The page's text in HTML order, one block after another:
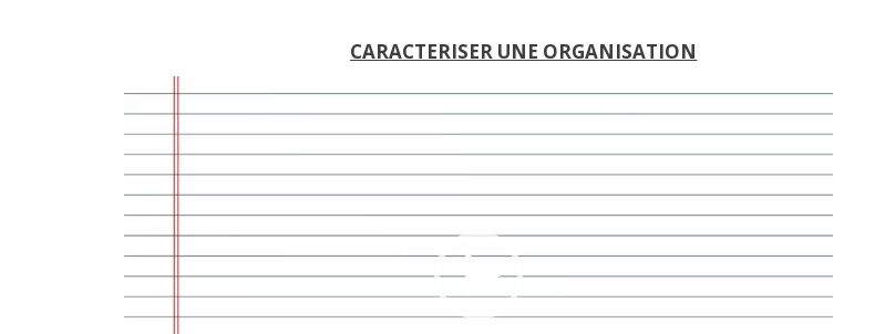
CARACTERISER UNE ORGANISATION